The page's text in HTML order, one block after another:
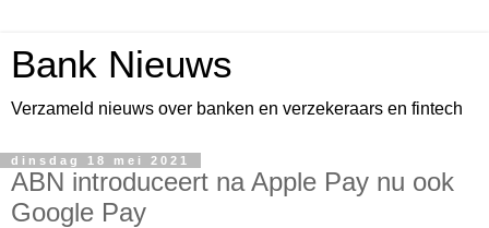
Bank Nieuws
Verzameld nieuws over banken en verzekeraars en fintech
dinsdag 18 mei 2021
ABN introduceert na Apple Pay nu ook
Google Pay